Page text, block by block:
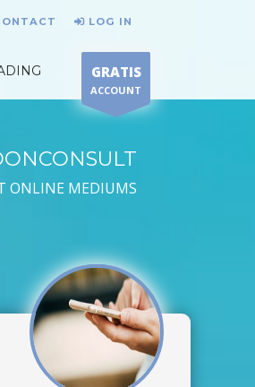
LOG IN
GRATIS
ACCOUNT
ONLINE MEDIUMS